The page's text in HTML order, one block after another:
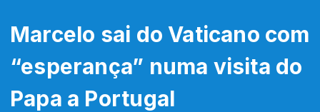
Marcelo sai do Vaticano com
“esperança” numa visita do
Papa a Portugal